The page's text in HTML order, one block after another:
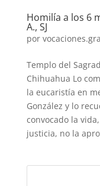
Homilía a los 6
A., SJ
por
Templo del
Chihuahua Lo
la eucaristía en
González y lo
convocado la
justicia, no la